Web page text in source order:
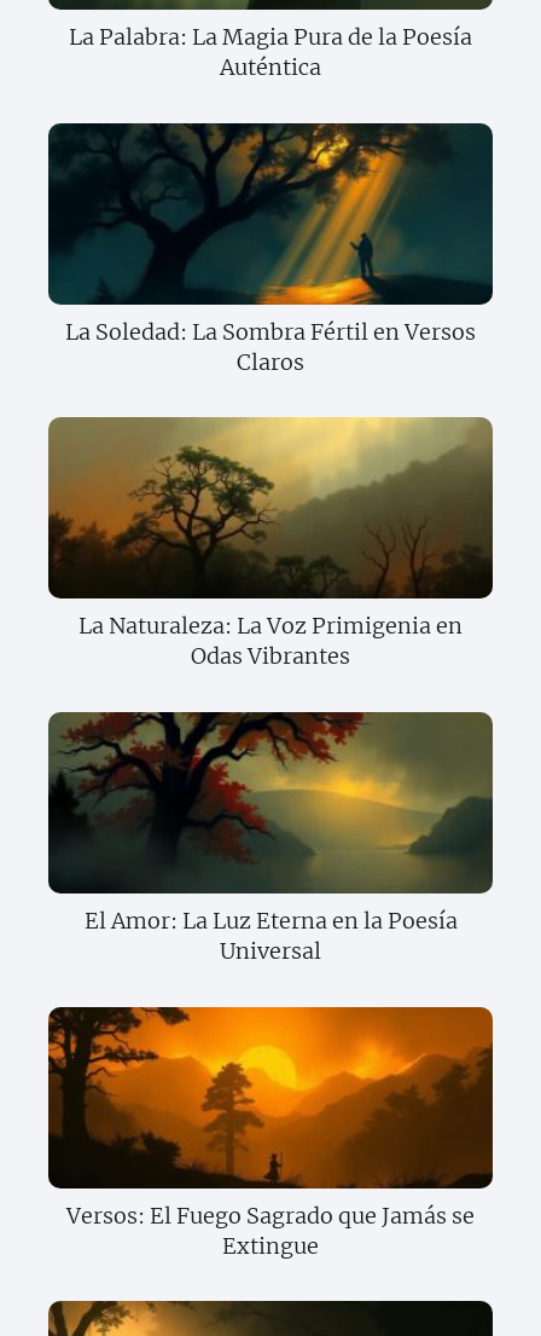
La Palabra: La Magia Pura de la Poesía
Auténtica
La Soledad: La Sombra Fértil en Versos
Claros
La Naturaleza: La Voz Primigenia en
Odas Vibrantes
El Amor: La Luz Eterna en la Poesía
Universal
Versos: El Fuego Sagrado que Jamás se
Extingue